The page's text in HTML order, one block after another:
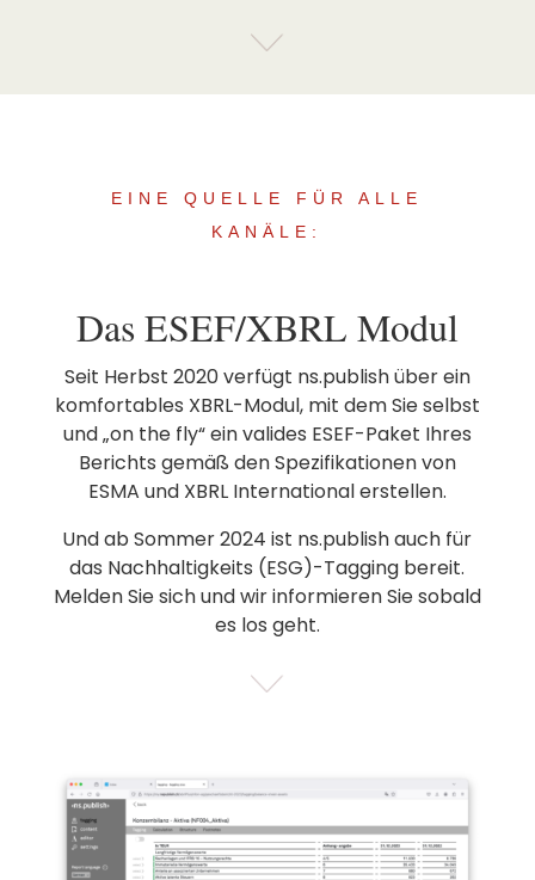
EINE QUELLE FÜR ALLE
KANÄLE:
Das ESEF/XBRL Modul
Seit Herbst 2020 verfügt ns.publish über ein
komfortables XBRL-Modul, mit dem Sie selbst
und „on the fly“ ein valides ESEF-Paket Ihres
Berichts gemäß den Spezifikationen von
ESMA und XBRL International erstellen.
Und ab Sommer 2024 ist ns.publish auch für
das Nachhaltigkeits (ESG)-Tagging bereit.
Melden Sie sich und wir informieren Sie sobald
es los geht.